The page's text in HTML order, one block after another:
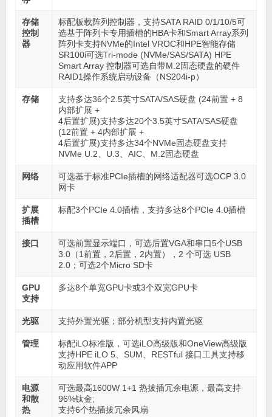
存储
控制
器
标配板载阵列控制器，支持SATA RAID 0/1/10/5可
选基于阵列卡专用插槽的HBA卡和Smart Array系列
阵列卡支持NVMe的Intel VROC和HPE智能存储
SR100i可选Tri-mode (NVMe/SAS/SATA) HPE
Smart Array 控制器可选自带M.2固态硬盘的硬件
RAID1操作系统启动设备（NS204i-p）
存储
支持多达36个2.5英寸SATA/SAS硬盘 (24前置 + 8
内部扩展 +
4后置扩展)支持多达20个3.5英寸SATA/SAS硬盘
(12前置 + 4内部扩展 +
4后置扩展)支持多达34个NVMe固态硬盘支持
NVMe U.2、U.3、AIC、M.2固态硬盘
网络
可选基于标准PCIe插槽的网络适配器可选OCP 3.0
网卡
扩展
插槽
标配3个PCIe 4.0插槽，支持多达8个PCIe 4.0插槽
接口
可选前置显示端口，可选后置VGA和串口5个USB
3.0（1前置，2后置，2内置），2 个可选 USB
2.0；可选2个Micro SD卡
GPU
支持
多达8个单宽GPU卡或3个双宽GPU卡
光驱 支持外置光驱；部分机型支持内置光驱
管理
标配iLO标准版，可选iLO高级版和OneView高级版
支持HPE iLO 5、SUM、RESTful 接口工具支持移
动应用软件APP
电源
和散
热
可选最高1600W 1+1 热拔插冗余电源，最高支持
96%钛金;
支持6个热插拔冗余风扇